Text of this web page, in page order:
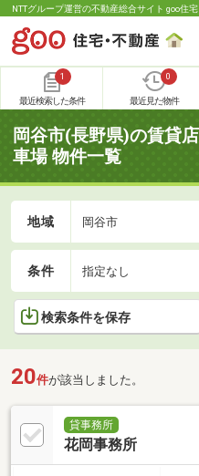
NTTグループ運営の不動産総合サイト goo住
1
最近検索した条件
0
最近見た物件
岡谷市(長野県)の賃貸
車場 物件一覧
地域 岡谷市
条件 指定なし
検索条件を保存
20件が該当しました。
貸事務所
花岡事務所